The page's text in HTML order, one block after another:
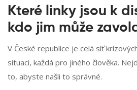
Které linky jsou k
kdo jim může
V České republice je celá síť
situaci, každá pro jiného člověka.
to, abyste našli to správné.